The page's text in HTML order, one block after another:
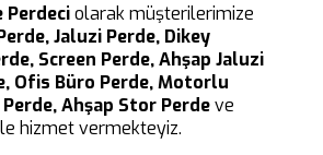
Perdeciolarak müşterilerimize
Jaluzi Perde, Dikey
Screen Perde, Ahşap Jaluzi
Ofis Büro Perde, Motorlu
Ahşap Stor Perdeve
hizmet vermekteyiz.